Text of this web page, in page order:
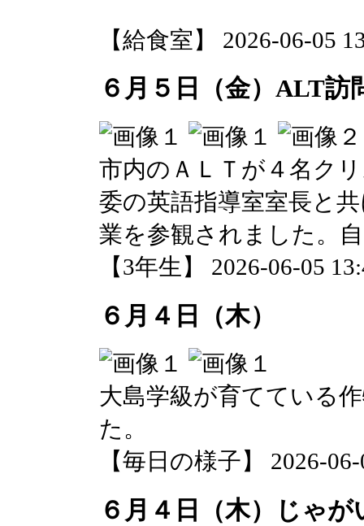
【給食室】 2026-06-05
６月５日（金）ALT訪
市内のＡＬＴが４名ク
委の英語指導室室長と
業を参観されました。
【3年生】 2026-06-05
６月４日（木）
大島学級が育てている
た。
【毎日の様子】 2026-
６月４日（木）じゃが